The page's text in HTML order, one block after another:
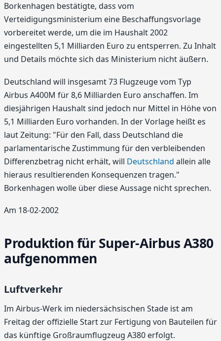
Borkenhagen bestätigte, dass vom
Verteidigungsministerium eine Beschaffungsvorlage
vorbereitet werde, um die im Haushalt 2002
eingestellten 5,1 Milliarden Euro zu entsperren. Zu Inhalt
und Details möchte sich das Ministerium nicht äußern.
Deutschland will insgesamt 73 Flugzeuge vom Typ
Airbus A400M für 8,6 Milliarden Euro anschaffen. Im
diesjährigen Haushalt sind jedoch nur Mittel in Höhe von
5,1 Milliarden Euro vorhanden. In der Vorlage heißt es
laut Zeitung: "Für den Fall, dass Deutschland die
parlamentarische Zustimmung für den verbleibenden
Differenzbetrag nicht erhält, will Deutschland allein alle
hieraus resultierenden Konsequenzen tragen."
Borkenhagen wolle über diese Aussage nicht sprechen.
Am 18-02-2002
Produktion für Super-Airbus A380
aufgenommen
Luftverkehr
Im Airbus-Werk im niedersächsischen Stade ist am
Freitag der offizielle Start zur Fertigung von Bauteilen für
das künftige Großraumflugzeug A380 erfolgt.